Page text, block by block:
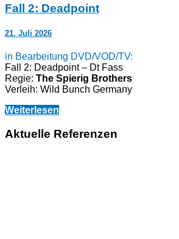
Fall 2: Deadpoint
21. Juli 2026
in Bearbeitung DVD/VOD/TV:
Fall 2: Deadpoint – Dt Fass
Regie: The Spierig Brothers
Verleih: Wild Bunch Germany
Weiterlesen
Aktuelle Referenzen